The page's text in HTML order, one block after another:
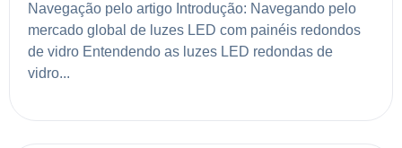
Navegação pelo artigo Introdução: Navegando pelo
mercado global de luzes LED com painéis redondos
de vidro Entendendo as luzes LED redondas de
vidro...